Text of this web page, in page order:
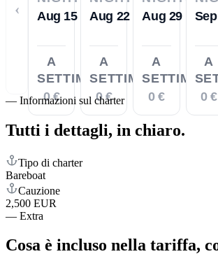
‹
Aug 15
A
SETTIMANA
0 €
Aug 22
A
SETTIMANA
0 €
Aug 29
A
0 €
A
0 €
— Informazioni sul charter
Tutti i dettagli, in chiaro.
Tipo di charter
Bareboat
Cauzione
2,500 EUR
— Extra
Cosa è incluso nella tariffa,